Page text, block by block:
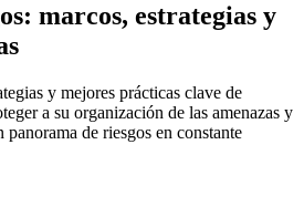
marcos, estrategias y
y mejores prácticas clave de
a su organización de las amenazas y
de riesgos en constante